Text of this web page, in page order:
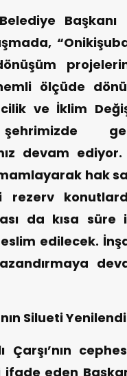
ölçüde
ve İklim
devam
hak
rezerv
da kısa
edilecek.
Silueti Yenilendi
Çarşı’nın
eden